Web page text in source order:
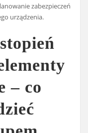
zabezpieczeń
urządzenia.
– co